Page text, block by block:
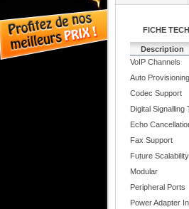
FICHE
Description
VoIP Channels
Auto Provisioning
Codec Support
Digital Signalling
Echo
Fax Support
Future Scalability
Modular
Peripheral Ports
Power Adapter